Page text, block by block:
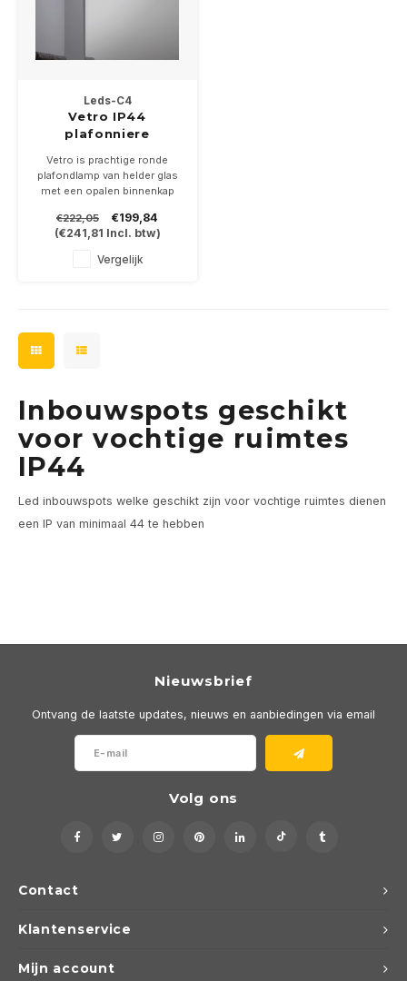
Leds-C4
Vetro IP44
plafonniere
Ø251mm
Vetro is prachtige ronde
plafondlamp van helder glas
met een opalen binnenkap
verlichtng
IP44 (vochtige ruimtes),
diameter 251mm en 95mm
hoog
€222,05
€199,84
(€241,81 Incl. btw)
Vergelijk
Inbouwspots geschikt
voor vochtige ruimtes
IP44
Led inbouwspots welke geschikt zijn voor vochtige ruimtes dienen
een IP van minimaal 44 te hebben
Contact
Nieuwsbrief
Ontvang de laatste updates, nieuws en aanbiedingen via email
Volg ons
Klantenservice
Mijn account